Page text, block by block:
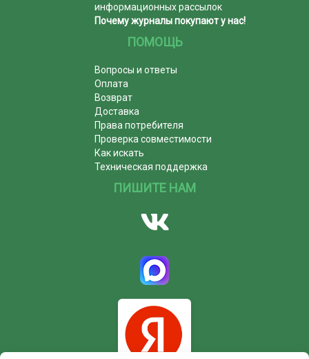
информационных рассылок
Почему журналы покупают у нас!
ПОМОЩЬ
Вопросы и ответы
Оплата
Возврат
Доставка
Права потребителя
Проверка совместимости
Как искать
Техническая поддержка
ПИШИТЕ НАМ